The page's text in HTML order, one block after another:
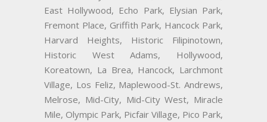
East Hollywood, Echo Park, Elysian Park,
Fremont Place, Griffith Park, Hancock Park,
Harvard Heights, Historic Filipinotown,
Historic West Adams, Hollywood,
Koreatown, La Brea, Hancock, Larchmont
Village, Los Feliz, Maplewood-St. Andrews,
Melrose, Mid-City, Mid-City West, Miracle
Mile, Olympic Park, Picfair Village, Pico Park,